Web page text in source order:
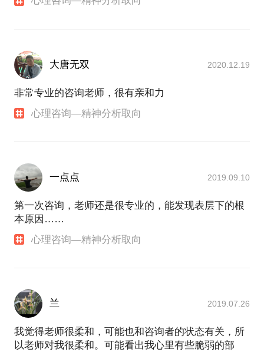
大唐无双 2020.12.19
非常专业的咨询老师，很有亲和力
心理咨询—精神分析取向
一点点 2019.09.10
第一次咨询，老师还是很专业的，能发现表层下的根
本原因……
心理咨询—精神分析取向
兰 2019.07.26
我觉得老师很柔和，可能也和咨询者的状态有关，所
以老师对我很柔和。可能看出我心里有些脆弱的部